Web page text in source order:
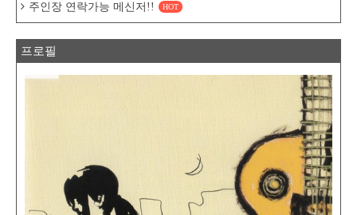
주인장 연락가능 메신저!! HOT
프로필